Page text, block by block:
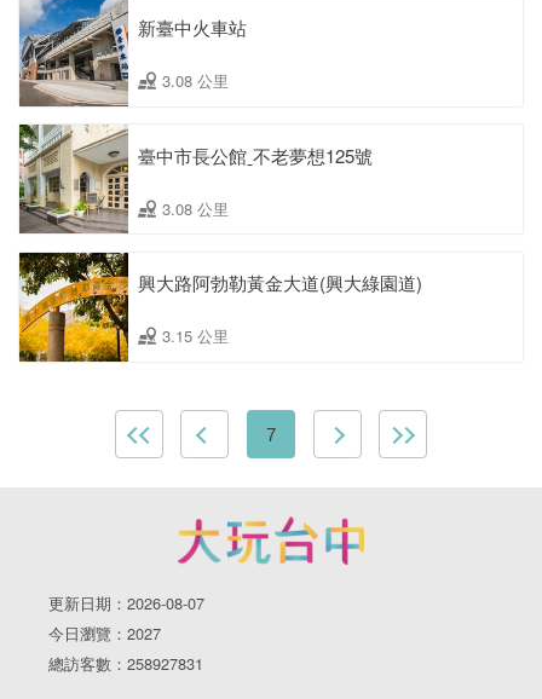
新臺中火車站
3.08 公里
臺中市長公館ˍ不老夢想125號
3.08 公里
興大路阿勃勒黃金大道(興大綠園道)
3.15 公里
7
更新日期：2026-08-07
今日瀏覽：2027
總訪客數：258927831